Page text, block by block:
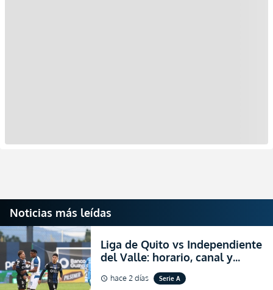
Noticias más leídas
Liga de Quito vs Independiente
del Valle: horario, canal y
dónde ver EN VIVO el
partidazo por la fecha 24 de la
schedule hace 2 días Serie A